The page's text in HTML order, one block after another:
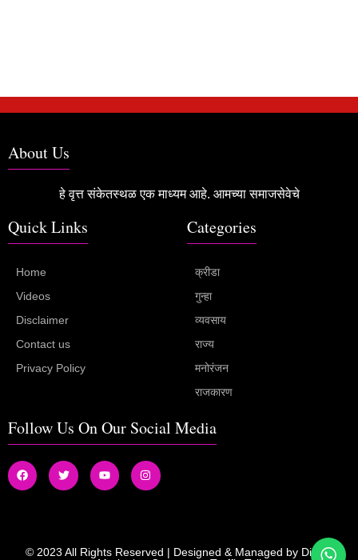
About Us
हे वृत्त संकेतस्थळ एक माध्यम आहे. आमच्या समाजसेवेचे
Quick Links
Home
Videos
Disclaimer
Contact us
Privacy Policy
Categories
क्रीडा
गुन्हा
व्यवसाय
राज्य
मनोरंजन
राजकारण
Follow Us On Our Social Media
© 2023 All Rights Reserved | Designed & Managed by Digital